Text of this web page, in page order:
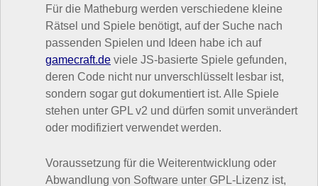
Für die Matheburg werden verschiedene kleine
Rätsel und Spiele benötigt, auf der Suche nach
passenden Spielen und Ideen habe ich auf
gamecraft.de viele JS-basierte Spiele gefunden,
deren Code nicht nur unverschlüsselt lesbar ist,
sondern sogar gut dokumentiert ist. Alle Spiele
stehen unter GPL v2 und dürfen somit unverändert
oder modifiziert verwendet werden.
Voraussetzung für die Weiterentwicklung oder
Abwandlung von Software unter GPL-Lizenz ist,